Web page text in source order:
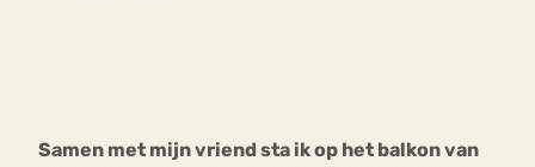
Samen met mijn vriend sta ik op het balkon van
mia
Eetstoornis Anorexia Nervosa